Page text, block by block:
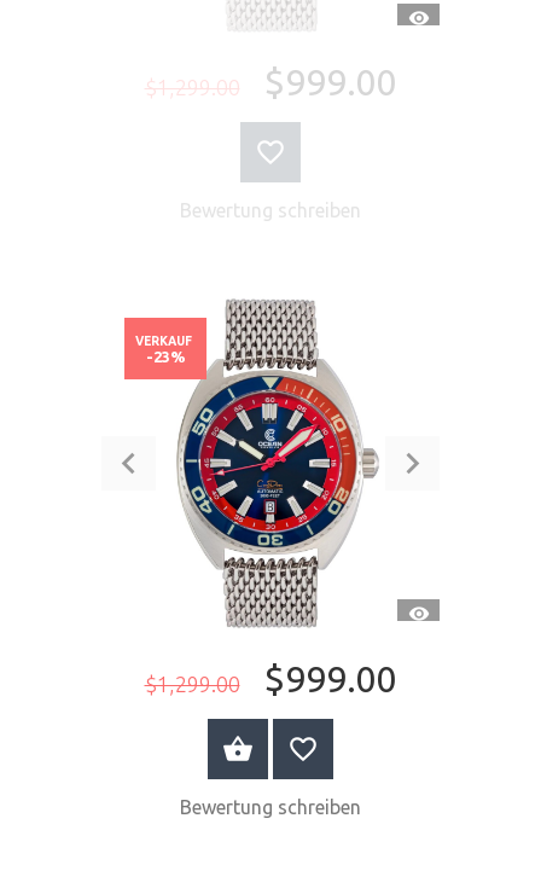
$1,299.00 $999.00
Bewertung schreiben
$1,299.00 $999.00
VERKAUF
-23%
JETZT KAUFEN
Bewertung schreiben